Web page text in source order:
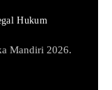
Hukum
Mandiri 2026.